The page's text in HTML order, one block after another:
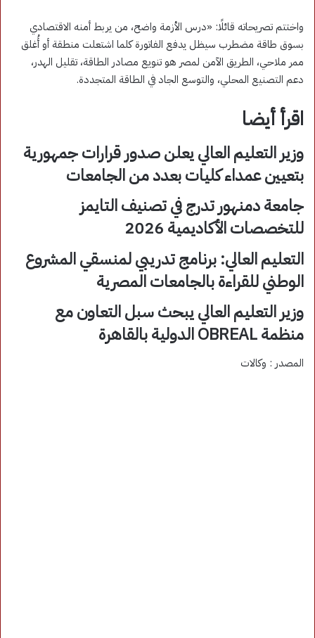
واختتم تصريحاته قائلًا: «درس الأزمة واضح، من يربط أمنه الاقتصادي
بسوق طاقة مضطرب سيظل يدفع الفاتورة كلما اشتعلت منطقة أو أُغلق
ممر ملاحي، الطريق الآمن لمصر هو تنويع مصادر الطاقة، تقليل الهدر،
دعم التصنيع المحلي، والتوسع الجاد في الطاقة المتجددة.
اقرأ أيضا
وزير التعليم العالي يعلن صدور قرارات جمهورية
بتعيين عمداء كليات بعدد من الجامعات
جامعة دمنهور تدرج في تصنيف التايمز
للتخصصات الأكاديمية 2026
التعليم العالي: برنامج تدريبي لمنسقي المشروع
الوطني للقراءة بالجامعات المصرية
وزير التعليم العالي يبحث سبل التعاون مع
منظمة OBREAL الدولية بالقاهرة
المصدر : وكالات